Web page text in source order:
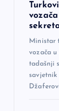
Ministar
vozača
tadašnji